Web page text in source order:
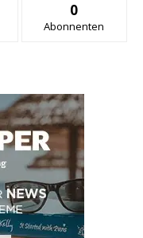
0
Abonnenten